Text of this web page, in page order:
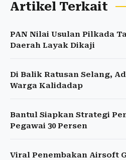
Artikel Terkait
PAN Nilai Usulan Pilkada
Daerah Layak Dikaji
Di Balik Ratusan Selang,
Warga Kalidadap
Bantul Siapkan Strategi
Pegawai 30 Persen
Viral Penembakan Airsoft